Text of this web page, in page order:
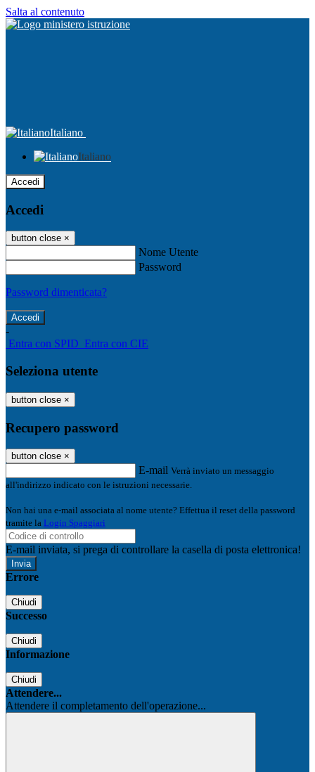
Salta al contenuto
Italiano
Italiano
Accedi
Accedi
button close ×
Nome Utente
Password
Password dimenticata?
-
Entra con SPID Entra con CIE
Seleziona utente
button close ×
Recupero password
button close ×
E-mail Verrà inviato un messaggio
all'indirizzo indicato con le istruzioni necessarie.
Non hai una e-mail associata al nome utente? Effettua il reset della password
tramite la Login Spaggiari
E-mail inviata, si prega di controllare la casella di posta elettronica!
Errore
Chiudi
Successo
Chiudi
Informazione
Chiudi
Attendere...
Attendere il completamento dell'operazione...